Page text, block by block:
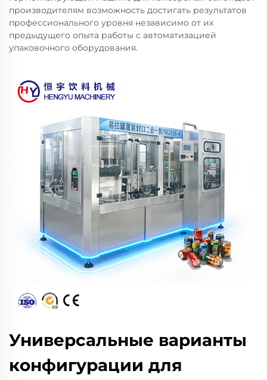
производителям возможность достигать результатов
профессионального уровня независимо от их
предыдущего опыта работы с автоматизацией
упаковочного оборудования.
Универсальные варианты
конфигурации для